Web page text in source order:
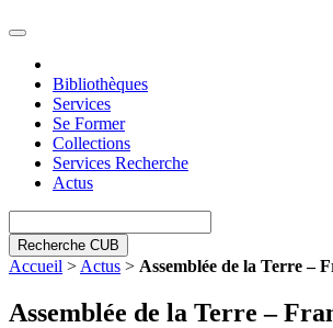
Toggle
Bibliothèques
Services
Se Former
Collections
Services Recherche
Actus
Recherche CUB
Accueil > Actus > Assemblée de la Terre –
Assemblée de la Terre –